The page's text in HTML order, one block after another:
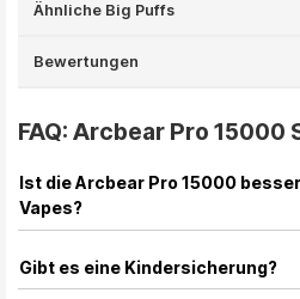
Ähnliche Big Puffs
Bewertungen
FAQ: Arcbear Pro 15000
Ist die Arcbear Pro 15000
Vapes?
Gibt es eine Kindersicherung?